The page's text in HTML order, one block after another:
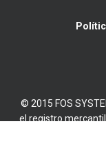
© 2015 FOS
el registro mercantil